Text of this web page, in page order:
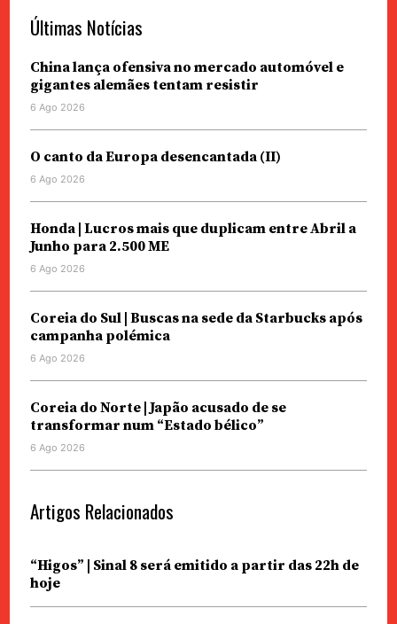
Últimas Notícias
China lança ofensiva no mercado automóvel e
gigantes alemães tentam resistir
6 Ago 2026
O canto da Europa desencantada (II)
6 Ago 2026
Honda | Lucros mais que duplicam entre Abril a
Junho para 2.500 ME
6 Ago 2026
Coreia do Sul | Buscas na sede da Starbucks após
campanha polémica
6 Ago 2026
Coreia do Norte | Japão acusado de se
transformar num “Estado bélico”
6 Ago 2026
Artigos Relacionados
“Higos” | Sinal 8 será emitido a partir das 22h de
hoje